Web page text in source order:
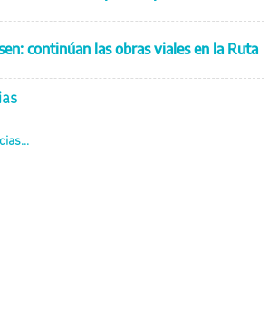
continúan las obras viales en la Ruta